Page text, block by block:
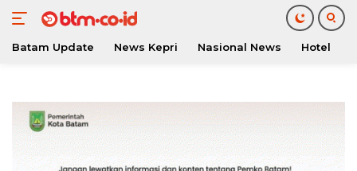
konten
Batam Update News Kepri Nasional News Hotel